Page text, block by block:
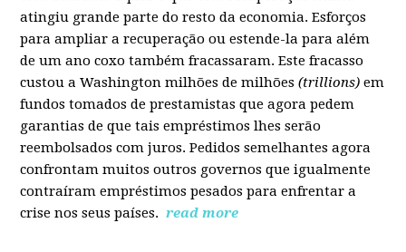
atingiu grande parte do resto da economia. Esforços
para ampliar a recuperação ou estende-la para além
de um ano coxo também fracassaram. Este fracasso
custou a Washington milhões de milhões(trillions) em
fundos tomados de prestamistas que agora pedem
garantias de que tais empréstimos lhes serão
reembolsados com juros. Pedidos semelhantes agora
confrontam muitos outros governos que igualmente
contraíram empréstimos pesados para enfrentar a
crise nos seus países. read more